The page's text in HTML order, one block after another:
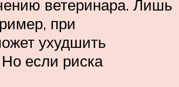
ветеринара. Лишь
при
ухудшить
если риска